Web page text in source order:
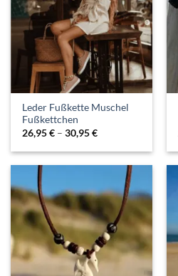
Leder Fußkette Muschel
Fußkettchen
26,95€ –30,95€